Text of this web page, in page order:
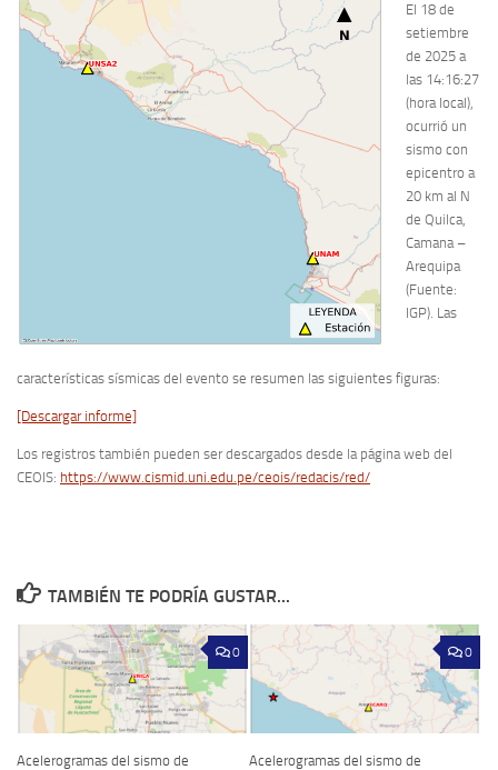
El 18 de
setiembre
de 2025 a
las 14:16:27
(hora local),
ocurrió un
sismo con
epicentro a
20 km al N
de Quilca,
Camana –
Arequipa
(Fuente:
IGP). Las
características sísmicas del evento se resumen las siguientes figuras:
[Descargar informe]
Los registros también pueden ser descargados desde la página web del
CEOIS: https://www.cismid.uni.edu.pe/ceois/redacis/red/
TAMBIÉN TE PODRÍA GUSTAR...
0
Acelerogramas del sismo de
0
Acelerogramas del sismo de